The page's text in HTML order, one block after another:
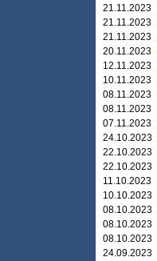
21.11.2023
21.11.2023
21.11.2023
20.11.2023
12.11.2023
10.11.2023
08.11.2023
08.11.2023
07.11.2023
24.10.2023
22.10.2023
22.10.2023
11.10.2023
10.10.2023
08.10.2023
08.10.2023
08.10.2023
24.09.2023